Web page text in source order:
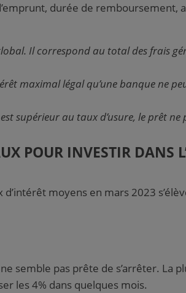
durée de remboursement,
Il correspond au total des frais
maximal légal qu’une banque ne
est supérieur au taux d’usure, le prêt
POUR INVESTIR DANS
d’intérêt moyens en mars 2023
semble pas prête de s’arrêter. La
les 4% dans quelques mois.